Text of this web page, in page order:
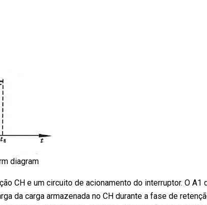
diagram
CH e um circuito de acionamento do interruptor. O A1
da carga armazenada no CH durante a fase de